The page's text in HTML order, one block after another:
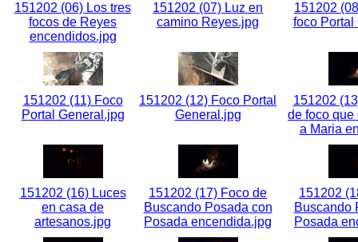
151202 (06) Los tres
focos de Reyes
encendidos.jpg
151202 (07) Luz en
camino Reyes.jpg
151202
foco Portal
151202 (11) Foco
Portal General.jpg
151202 (12) Foco Portal
General.jpg
151202
de foco que
a Maria
151202 (16) Luces
en casa de
artesanos.jpg
151202 (17) Foco de
Buscando Posada con
Posada encendida.jpg
151202
Buscando
Posada